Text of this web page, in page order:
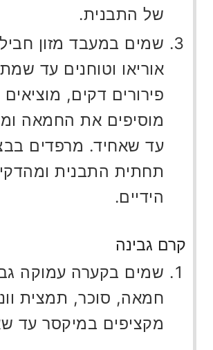
של התבנית.
שמים במעבד מזון
אוריאו וטוחנים עד
פירורים דקים,
מוסיפים את החמאה
עד שאחיד. מרפדים
תחתית התבנית
הידיים.
קרם גבינה
שמים בקערה עמוקה
חמאה, סוכר, תמצית
מקציפים במיקסר עד